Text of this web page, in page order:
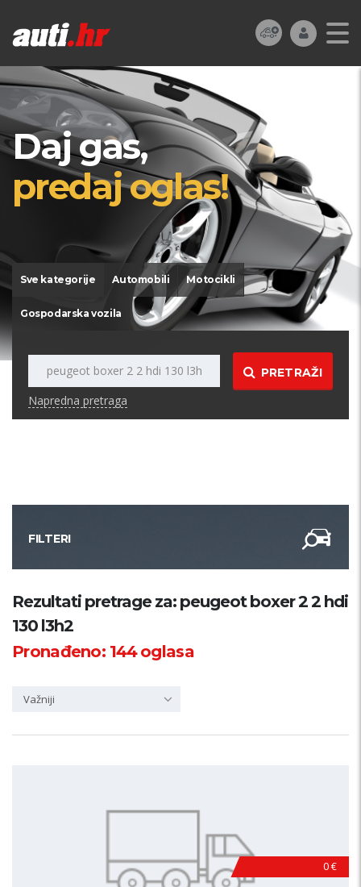
Daj gas,
predaj oglas!
Sve kategorije Automobili Motocikli
Gospodarska vozila
PRETRAŽI
Napredna pretraga
FILTERI
Kategorija
Županija
Rezultati pretrage za: peugeot boxer 2 2 hdi
130 l3h2
Pronađeno: 144oglasa
Važniji
0 €